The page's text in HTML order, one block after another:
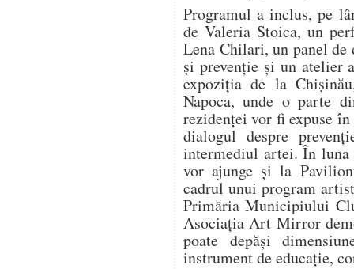
Programul a inclus, pe
de Valeria Stoica, un
Lena Chilari, un panel
și prevenție și un atelier
expoziția de la
Napoca, unde o parte
rezidenței vor fi expuse
dialogul despre
intermediul artei. În
vor ajunge și la
cadrul unui program
Primăria Municipiului
Asociația Art Mirror
poate depăși
instrument de educație,